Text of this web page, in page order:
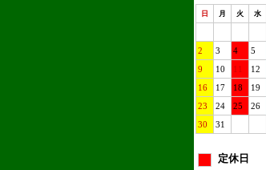
日 月 火 水
2
3 4 5
9
10 11 12
16
17 18 19
23
24 25 26
30
31
定休日